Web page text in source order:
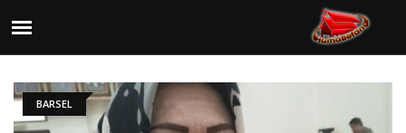
BARSEL